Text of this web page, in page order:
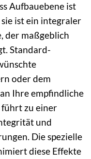
Aufbauebene ist
ist ein integraler
der maßgeblich
Standard-
oder dem
Ihre empfindliche
zu einer
und
Die spezielle
diese Effekte